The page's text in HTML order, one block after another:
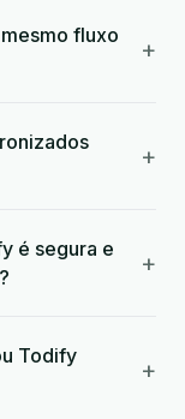
fluxo
+
+
é segura e
+
Todify
+